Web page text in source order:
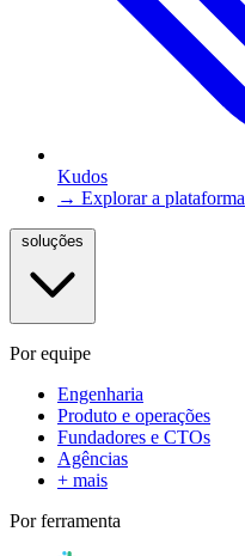
Kudos
→ Explorar a plataforma
Por equipe
Engenharia
Produto e operações
Fundadores e CTOs
Agências
+ mais
Por ferramenta